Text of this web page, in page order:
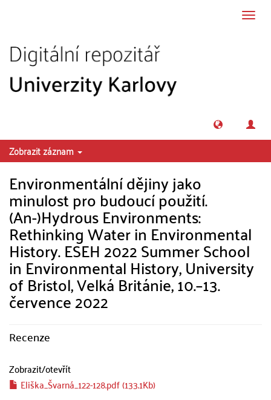
Zobrazit záznam
Environmentální dějiny jako
minulost pro budoucí použití.
(An-)Hydrous Environments:
Rethinking Water in Environmental
History. ESEH 2022 Summer School
in Environmental History, University
of Bristol, Velká Británie, 10.–13.
července 2022
Recenze
Zobrazit/otevřít
Eliška_Švarná_122-128.pdf (133.1Kb)